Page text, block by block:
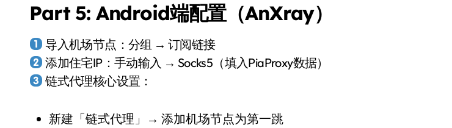
Part 5: Android端配置（AnXray）
导入机场节点：分组 → 订阅链接
添加住宅IP：手动输入 → Socks5（填入PiaProxy数据）
链式代理核心设置：
新建「链式代理」→ 添加机场节点为第一跳